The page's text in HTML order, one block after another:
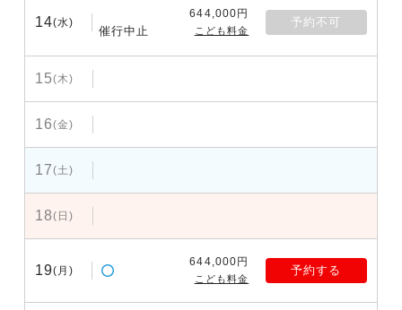
14(水)
催行中止
644,000円
こども料金
予約不可
15(木)
16(金)
17(土)
18(日)
19(月)
644,000円
こども料金
予約する